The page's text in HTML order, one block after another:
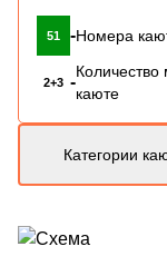
51 -Номера
2+3 -
каюте
Категории